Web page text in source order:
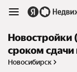
Новостройки
сроком
Новосибирск